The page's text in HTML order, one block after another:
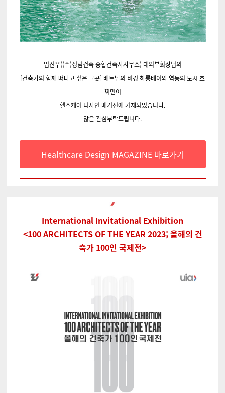
임진우((주)정림건축 종합건축사사무소) 대외부회장님의
[건축가의 함께 떠나고 싶은 그곳] 베트남의 비경 하롱베이와 역동의 도시 호
찌민이
헬스케어 디자인 매거진에 기재되었습니다.
많은 관심부탁드립니다.
Healthcare Design MAGAZINE 바로가기
International Invitational Exhibition
<100 ARCHITECTS OF THE YEAR 2023; 올해의 건
축가 100인 국제전>